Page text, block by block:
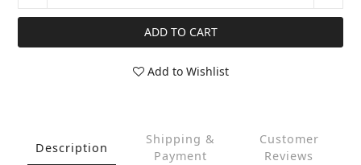
ADD TO CART
Add to Wishlist
Description
Shipping &
Payment
Customer
Reviews